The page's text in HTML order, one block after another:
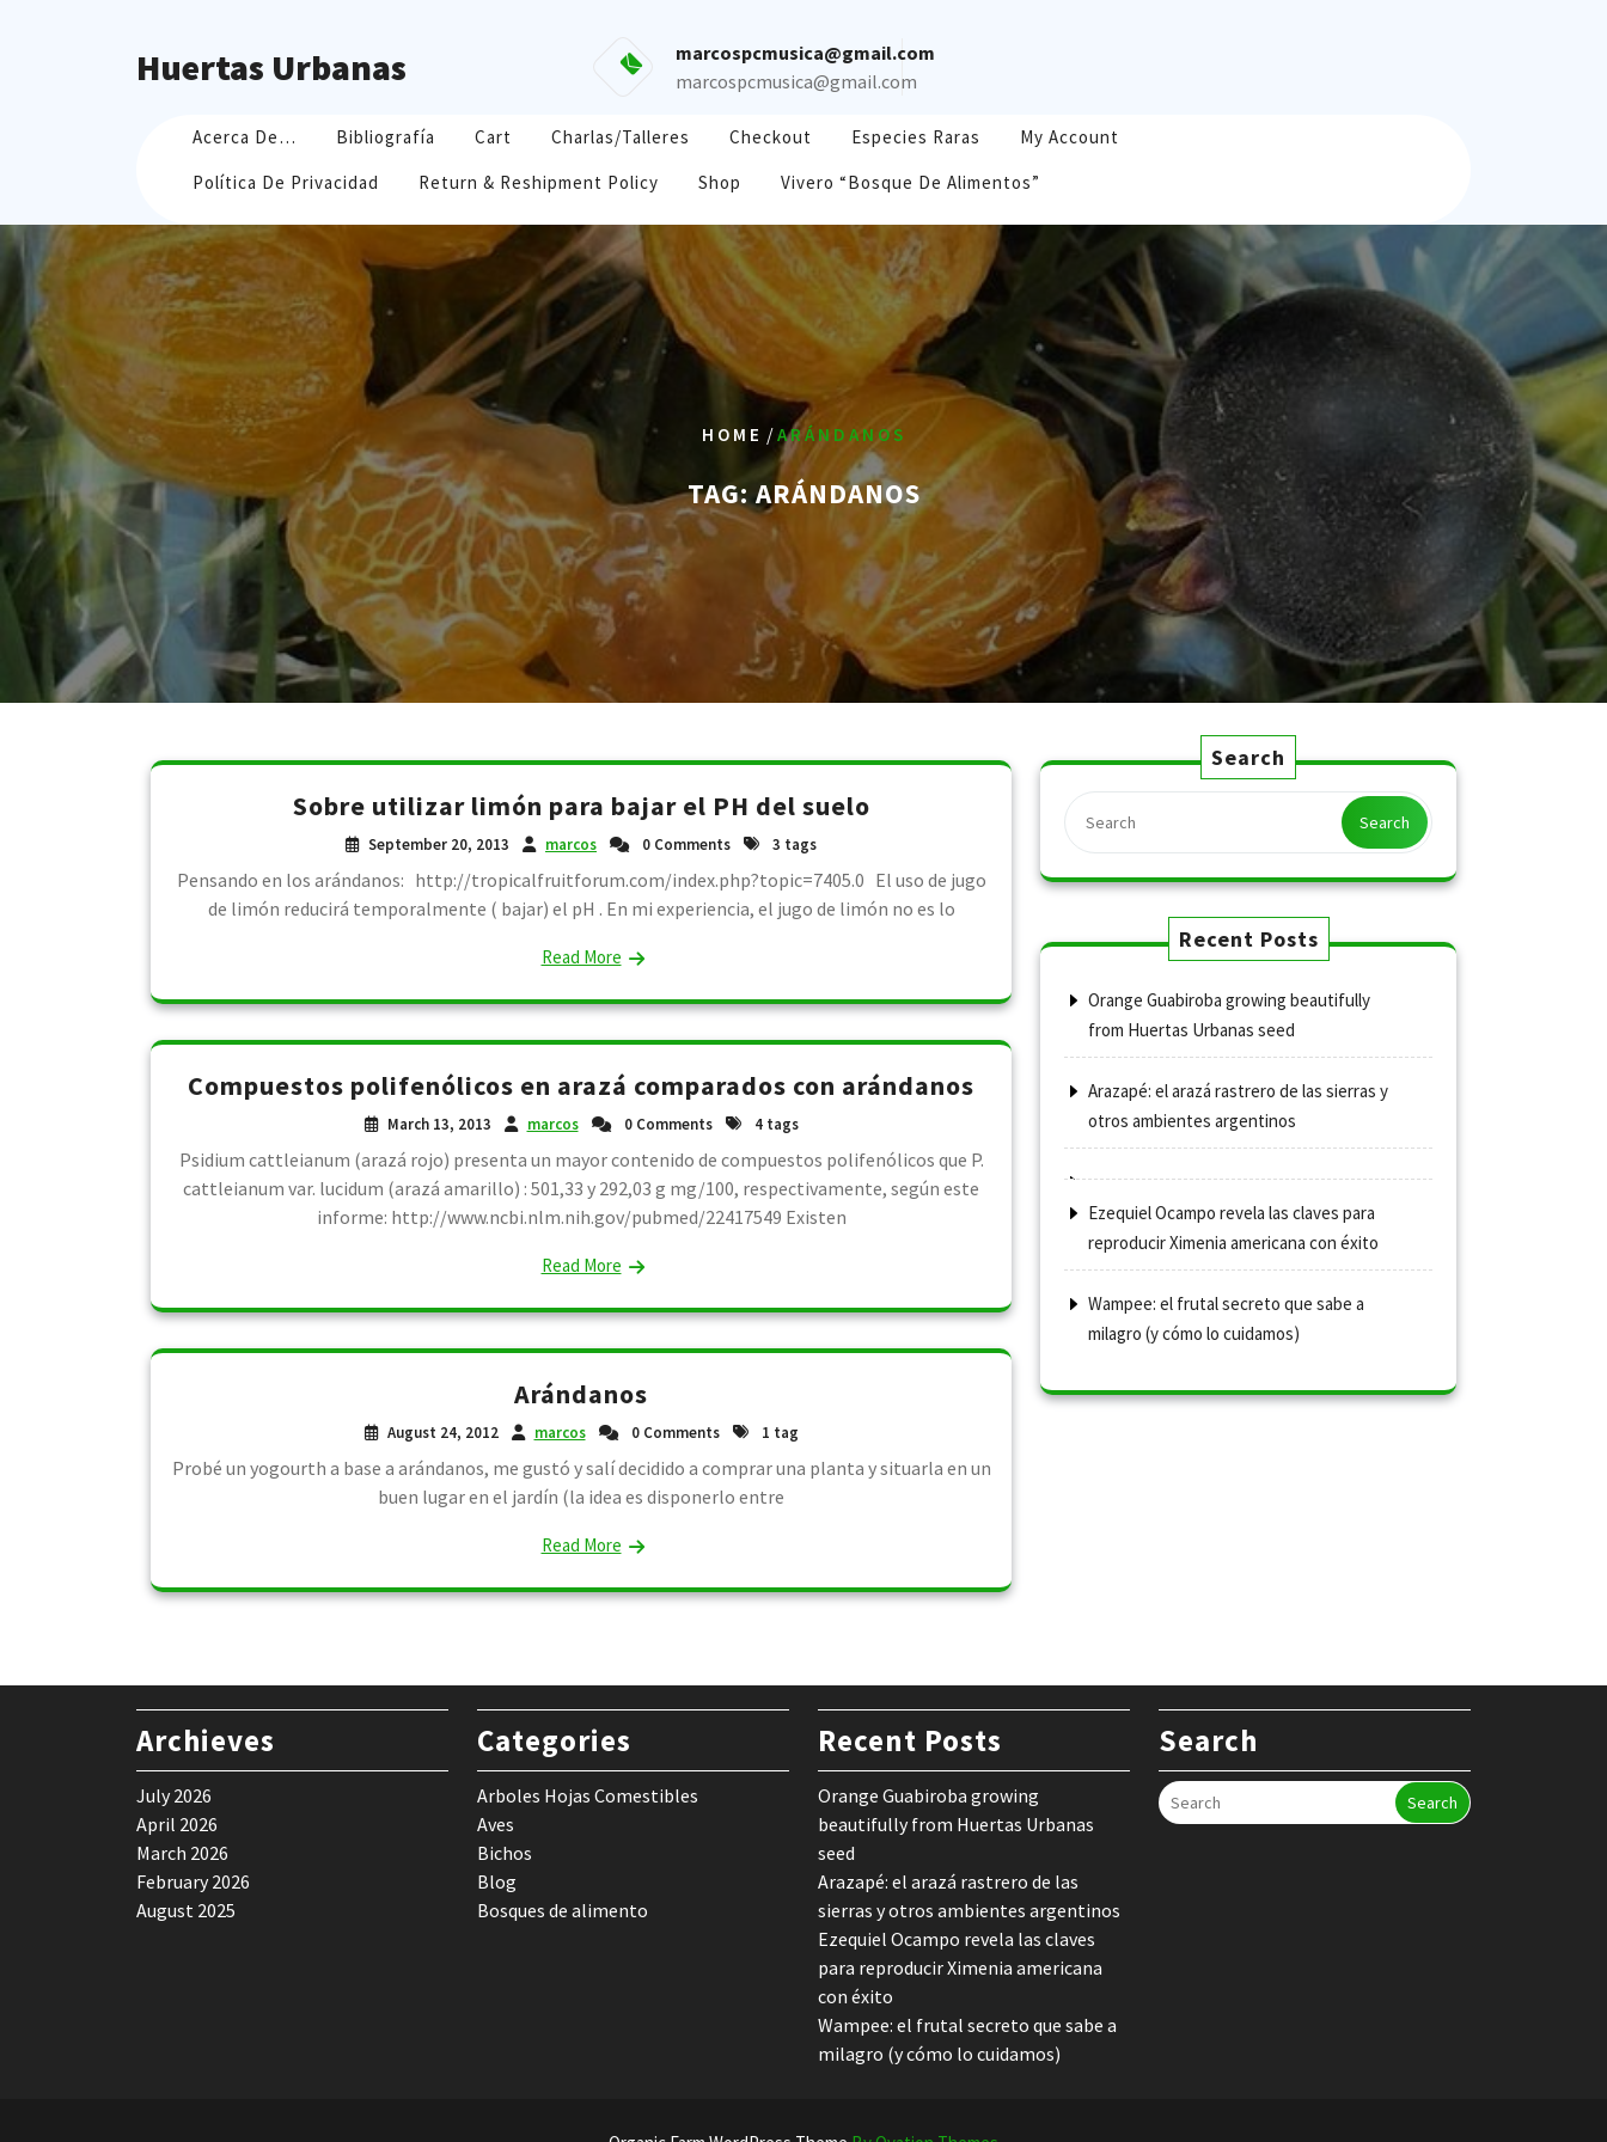
Huertas Urbanas
marcospcmusica@gmail.com
marcospcmusica@gmail.com
Acerca De… Bibliografía Cart Charlas/Talleres Checkout Especies Raras
My Account
Política De Privacidad
Return & Reshipment Policy Shop Vivero “Bosque De Alimentos”
HOME /ARÁNDANOS
TAG:ARÁNDANOS
Sobre utilizar limón para bajar el PH del suelo
September 20, 2013 marcos 0 Comments 3 tags
Pensando en los arándanos: http://tropicalfruitforum.com/index.php?topic=7405.0 El uso de jugo
de limón reducirá temporalmente ( bajar) el pH . En mi experiencia, el jugo de limón no es lo
Read More
Compuestos polifenólicos en arazá comparados con arándanos
March 13, 2013 marcos 0 Comments 4 tags
Psidium cattleianum (arazá rojo) presenta un mayor contenido de compuestos polifenólicos que P.
cattleianum var. lucidum (arazá amarillo) : 501,33 y 292,03 g mg/100, respectivamente, según este
informe: http://www.ncbi.nlm.nih.gov/pubmed/22417549 Existen
Read More
Arándanos
August 24, 2012 marcos 0 Comments 1 tag
Probé un yogourth a base a arándanos, me gustó y salí decidido a comprar una planta y situarla en un
buen lugar en el jardín (la idea es disponerlo entre
Read More
Search
Search
Recent Posts
Orange Guabiroba growing beautifully
from Huertas Urbanas seed
Arazapé: el arazá rastrero de las sierras y
otros ambientes argentinos
Ezequiel Ocampo revela las claves para
reproducir Ximenia americana con éxito
Wampee: el frutal secreto que sabe a
milagro (y cómo lo cuidamos)
Archieves
July 2026
April 2026
March 2026
February 2026
August 2025
Categories
Arboles Hojas Comestibles
Aves
Bichos
Blog
Bosques de alimento
Recent Posts
Orange Guabiroba growing
beautifully from Huertas Urbanas
seed
Arazapé: el arazá rastrero de las
sierras y otros ambientes argentinos
Ezequiel Ocampo revela las claves
para reproducir Ximenia americana
con éxito
Wampee: el frutal secreto que sabe a
milagro (y cómo lo cuidamos)
Search
Search